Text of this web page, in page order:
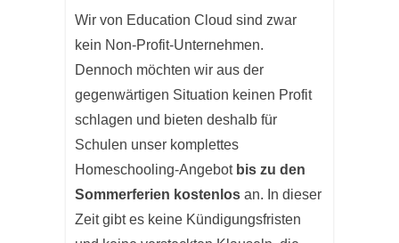
Wir von Education Cloud sind zwar
kein Non-Profit-Unternehmen.
Dennoch möchten wir aus der
gegenwärtigen Situation keinen Profit
schlagen und bieten deshalb für
Schulen unser komplettes
Homeschooling-Angebot bis zu den
Sommerferien kostenlos an. In dieser
Zeit gibt es keine Kündigungsfristen